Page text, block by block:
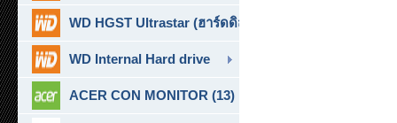
WD HGST Ultrastar (ฮาร์ดดิสก์สำหรับ SERVER ) (10)
WD Internal Hard drive
ACER CON MONITOR (13)